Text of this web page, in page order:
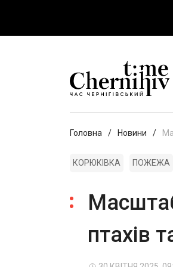
Головна Новини
КОРЮКІВКА ПОЖЕЖА
птахів